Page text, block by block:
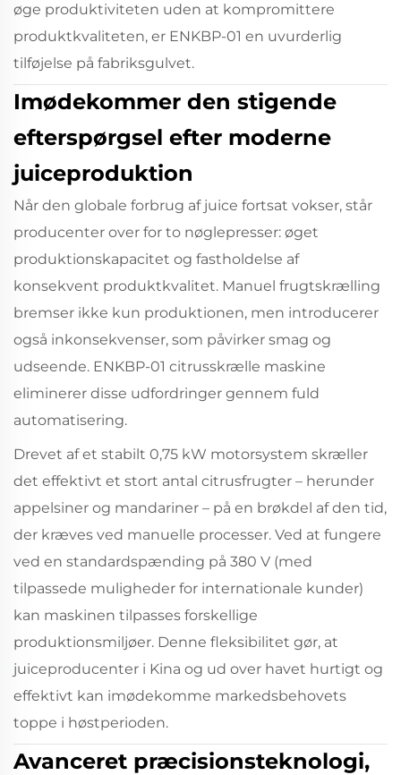
øge produktiviteten uden at kompromittere
produktkvaliteten, er ENKBP-01 en uvurderlig
tilføjelse på fabriksgulvet.
Imødekommer den stigende
efterspørgsel efter moderne
juiceproduktion
Når den globale forbrug af juice fortsat vokser, står
producenter over for to nøglepresser: øget
produktionskapacitet og fastholdelse af
konsekvent produktkvalitet. Manuel frugtskrælling
bremser ikke kun produktionen, men introducerer
også inkonsekvenser, som påvirker smag og
udseende. ENKBP-01 citrusskrælle maskine
eliminerer disse udfordringer gennem fuld
automatisering.
Drevet af et stabilt 0,75 kW motorsystem skræller
det effektivt et stort antal citrusfrugter – herunder
appelsiner og mandariner – på en brøkdel af den tid,
der kræves ved manuelle processer. Ved at fungere
ved en standardspænding på 380 V (med
tilpassede muligheder for internationale kunder)
kan maskinen tilpasses forskellige
produktionsmiljøer. Denne fleksibilitet gør, at
juiceproducenter i Kina og ud over havet hurtigt og
effektivt kan imødekomme markedsbehovets
toppe i høstperioden.
Avanceret præcisionsteknologi,